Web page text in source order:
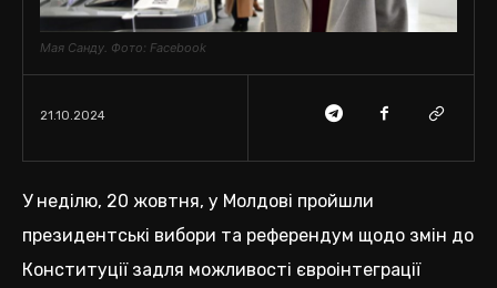
Мая Санду. Фото: Facebook
21.10.2024
У неділю, 20 жовтня, у Молдові пройшли
президентські вибори та референдум щодо змін до
Конституції задля можливості євроінтеграції